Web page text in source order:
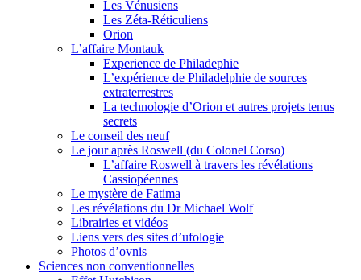
Les Vénusiens
Les Zéta-Réticuliens
Orion
L’affaire Montauk
Experience de Philadephie
L’expérience de Philadelphie de sources
extraterrestres
La technologie d’Orion et autres projets tenus
secrets
Le conseil des neuf
Le jour après Roswell (du Colonel Corso)
L’affaire Roswell à travers les révélations
Cassiopéennes
Le mystère de Fatima
Les révélations du Dr Michael Wolf
Librairies et vidéos
Liens vers des sites d’ufologie
Photos d’ovnis
Sciences non conventionnelles